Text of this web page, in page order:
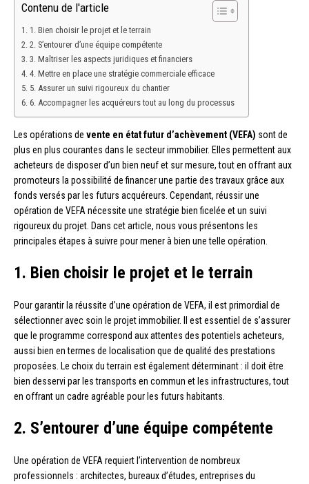
Contenu de l'article
1. Bien choisir le projet et le terrain
2. S’entourer d’une équipe compétente
3. Maîtriser les aspects juridiques et financiers
4. Mettre en place une stratégie commerciale efficace
5. Assurer un suivi rigoureux du chantier
6. Accompagner les acquéreurs tout au long du processus
Les opérations de vente en état futur d’achèvement (VEFA) sont de
plus en plus courantes dans le secteur immobilier. Elles permettent aux
acheteurs de disposer d’un bien neuf et sur mesure, tout en offrant aux
promoteurs la possibilité de financer une partie des travaux grâce aux
fonds versés par les futurs acquéreurs. Cependant, réussir une
opération de VEFA nécessite une stratégie bien ficelée et un suivi
rigoureux du projet. Dans cet article, nous vous présentons les
principales étapes à suivre pour mener à bien une telle opération.
1. Bien choisir le projet et le terrain
Pour garantir la réussite d’une opération de VEFA, il est primordial de
sélectionner avec soin le projet immobilier. Il est essentiel de s’assurer
que le programme correspond aux attentes des potentiels acheteurs,
aussi bien en termes de localisation que de qualité des prestations
proposées. Le choix du terrain est également déterminant : il doit être
bien desservi par les transports en commun et les infrastructures, tout
en offrant un cadre agréable pour les futurs habitants.
2. S’entourer d’une équipe compétente
Une opération de VEFA requiert l’intervention de nombreux
professionnels : architectes, bureaux d’études, entreprises du